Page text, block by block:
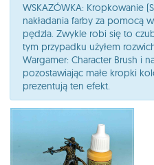
WSKAZÓWKA: Kropkowanie
nakładania farby za pomocą
pędzla. Zwykle robi się to
tym przypadku użyłem
Wargamer: Character Brush i
pozostawiając małe kropki
prezentują ten efekt.